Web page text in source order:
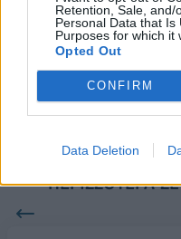
Retention, Sale, and/
Personal Data that Is
Purposes for which it
Opted Out
CONFIRM
Data Deletion
Alpha Bank: Για πρώτη φορά
πύλες του σε όλους
ΠΕΡΙΣΣΌΤΕΡΑ